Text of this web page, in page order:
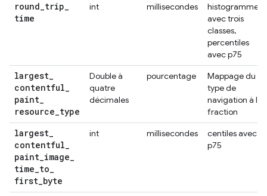
round_trip_
time
int millisecondes
histogramme
avec trois
classes,
percentiles
avec p75
largest_
contentful_
paint_
resource_type
Double à
quatre
décimales
pourcentage
Mappage du
type de
navigation à la
fraction
largest_
contentful_
paint_image_
time_to_
first_byte
int millisecondes
centiles avec
p75